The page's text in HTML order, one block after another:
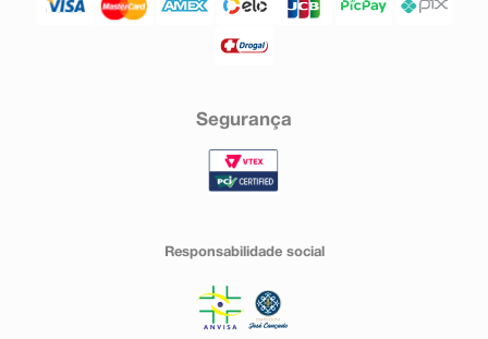
Segurança
Responsabilidade social